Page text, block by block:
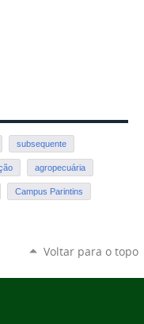
subsequente
agropecuária
Campus Parintins
Voltar para o topo